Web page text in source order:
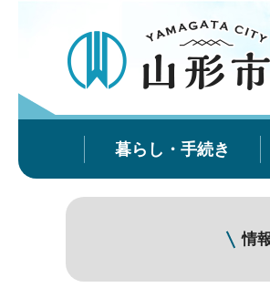
暮らし・手続き
情